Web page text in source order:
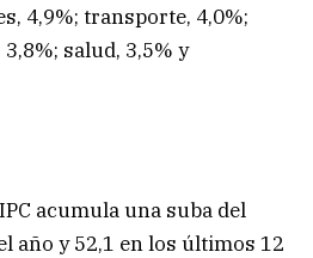
4,9%; transporte, 4,0%;
salud, 3,5% y
acumula una suba del
año y 52,1 en los últimos 12